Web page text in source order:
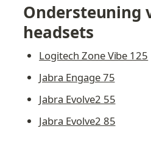
Ondersteuning
headsets
Logitech Zone Vibe 125
Jabra Engage 75
Jabra Evolve2 55
Jabra Evolve2 85